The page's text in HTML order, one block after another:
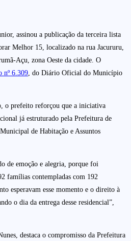
assinou a publicação da terceira lista
Melhor 15, localizado na rua Jacururu,
Açu, zona Oeste da cidade. O
nº 6.309, do Diário Oficial do Município
o prefeito reforçou que a iniciativa
já estruturado pela Prefeitura de
de Habitação e Assuntos
de emoção e alegria, porque foi
famílias contempladas com 192
esperavam esse momento e o direito à
o dia da entrega desse residencial”,
destaca o compromisso da Prefeitura